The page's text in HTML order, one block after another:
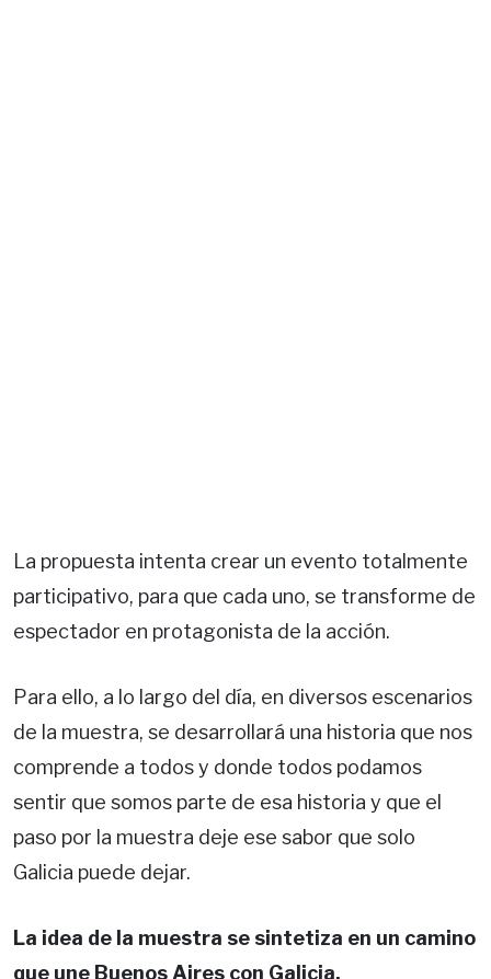
La propuesta intenta crear un evento totalmente
participativo, para que cada uno, se transforme de
espectador en protagonista de la acción.
Para ello, a lo largo del día, en diversos escenarios
de la muestra, se desarrollará una historia que nos
comprende a todos y donde todos podamos
sentir que somos parte de esa historia y que el
paso por la muestra deje ese sabor que solo
Galicia puede dejar.
La idea de la muestra se sintetiza en un camino
que une Buenos Aires con Galicia.